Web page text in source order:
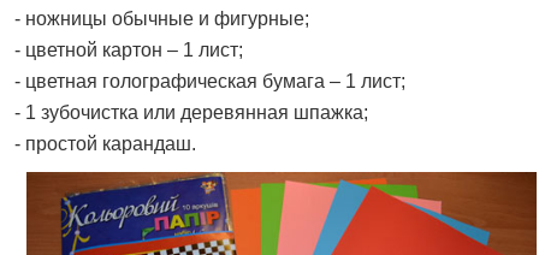
- ножницы обычные и фигурные;
- цветной картон – 1 лист;
- цветная голографическая бумага – 1 лист;
- 1 зубочистка или деревянная шпажка;
- простой карандаш.